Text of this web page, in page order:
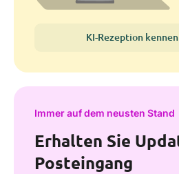
KI-Rezeption
Immer auf dem neusten Stand
Erhalten Sie
Posteingang